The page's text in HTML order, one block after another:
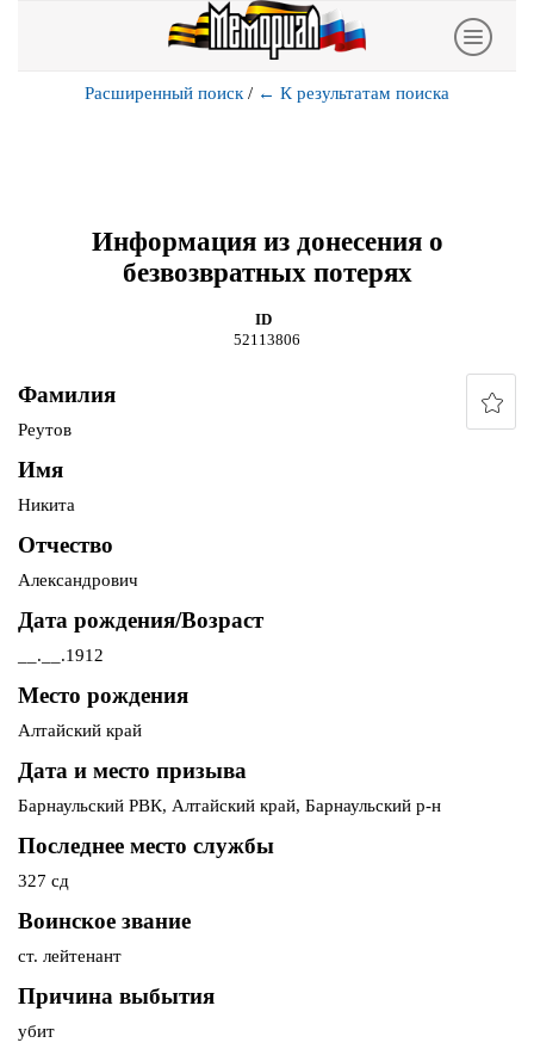
Расширенный поиск / ← К результатам поиска
Информация из донесения о
безвозвратных потерях
ID
52113806
Фамилия
Реутов
Имя
Никита
Отчество
Александрович
Дата рождения/Возраст
__.__.1912
Место рождения
Алтайский край
Дата и место призыва
Барнаульский РВК, Алтайский край, Барнаульский р-н
Последнее место службы
327 сд
Воинское звание
ст. лейтенант
Причина выбытия
убит